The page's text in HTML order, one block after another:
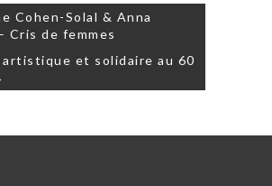
Cohen-Solal & Anna
Cris de femmes
artistique et solidaire au 60